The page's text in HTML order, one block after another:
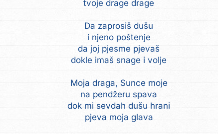
tvoje drage drage
Da zaprosiš dušu
i njeno poštenje
da joj pjesme pjevaš
dokle imaš snage i volje
Moja draga, Sunce moje
na pendžeru spava
dok mi sevdah dušu hrani
pjeva moja glava